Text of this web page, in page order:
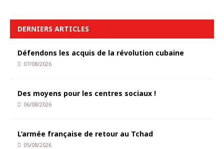
DERNIERS ARTICLES
Défendons les acquis de la révolution cubaine
07/08/2026
Des moyens pour les centres sociaux !
06/08/2026
L’armée française de retour au Tchad
05/08/2026